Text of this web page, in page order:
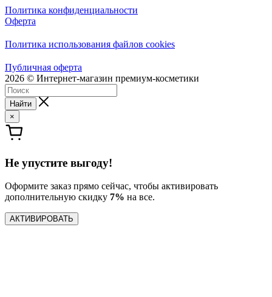
Политика конфиденциальности
Оферта
Политика использования файлов cookies
Публичная оферта
2026 © Интернет-магазин премиум-косметики
Найти
×
Не упустите выгоду!
Оформите заказ прямо сейчас, чтобы активировать
дополнительную скидку 7% на все.
АКТИВИРОВАТЬ